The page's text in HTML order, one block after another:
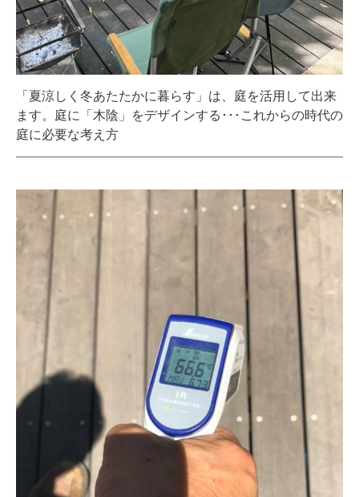
「夏涼しく冬あたたかに暮らす」は、庭を活用して出来
ます。庭に「木陰」をデザインする･･･これからの時代の
庭に必要な考え方